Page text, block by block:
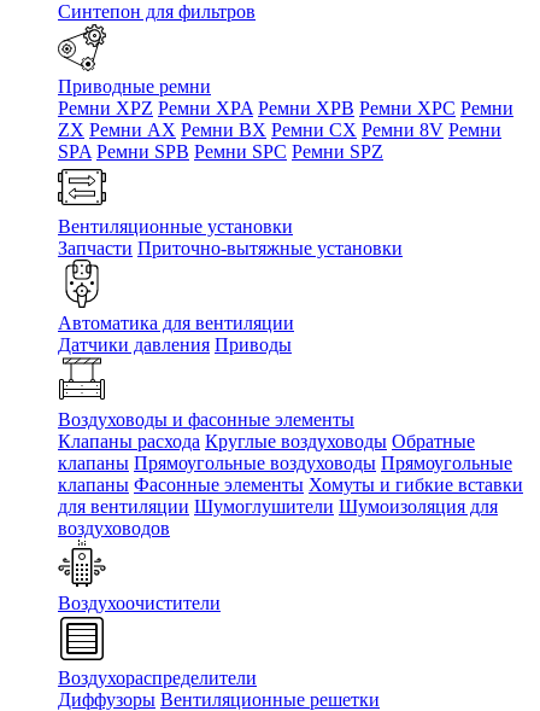
Синтепон для фильтров
Приводные ремни
Ремни XPZ Ремни XPA Ремни XPB Ремни XPC Ремни
ZX Ремни AX Ремни BX Ремни CX Ремни 8V Ремни
SPA Ремни SPB Ремни SPC Ремни SPZ
Вентиляционные установки
Запчасти Приточно-вытяжные установки
Автоматика для вентиляции
Датчики давления Приводы
Воздуховоды и фасонные элементы
Клапаны расхода Круглые воздуховоды Обратные
клапаны Прямоугольные воздуховоды Прямоугольные
клапаны Фасонные элементы Хомуты и гибкие вставки
для вентиляции Шумоглушители Шумоизоляция для
воздуховодов
Воздухоочистители
Воздухораспределители
Диффузоры Вентиляционные решетки